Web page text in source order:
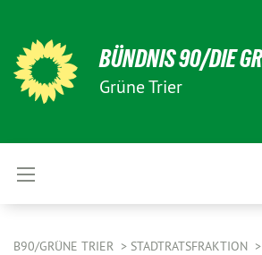
BÜNDNIS 90/DIE
Grüne Trier
B90/GRÜNE TRIER
STADTRATSFRAKTION